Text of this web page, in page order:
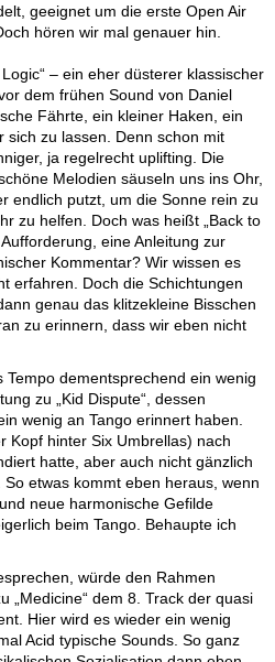
geeignet um die erste Open Air
hören wir mal genauer hin.
– ein eher düsterer klassischer
dem frühen Sound von Daniel
Fährte, ein kleiner Haken, ein
sich zu lassen. Denn schon mit
ja regelrecht uplifting. Die
Melodien säuseln uns ins Ohr,
endlich putzt, um die Sonne rein zu
zu helfen. Doch was heißt „Back to
eine Anleitung zur
Kommentar? Wir wissen es
erfahren. Doch die Schichtungen
genau das klitzekleine Bisschen
zu erinnern, dass wir eben nicht
Tempo dementsprechend ein wenig
zu „Kid Dispute“, dessen
wenig an Tango erinnert haben.
Kopf hinter Six Umbrellas) nach
hatte, aber auch nicht gänzlich
etwas kommt eben heraus, wenn
neue harmonische Gefilde
beim Tango. Behaupte ich
würde den Rahmen
„Medicine“ dem 8. Track der quasi
Hier wird es wieder ein wenig
Acid typische Sounds. So ganz